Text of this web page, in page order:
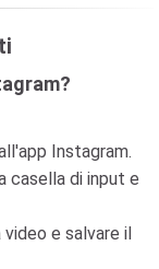
Instagram.
casella di input e
e salvare il